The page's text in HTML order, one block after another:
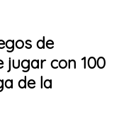
de
jugar con 100
de la